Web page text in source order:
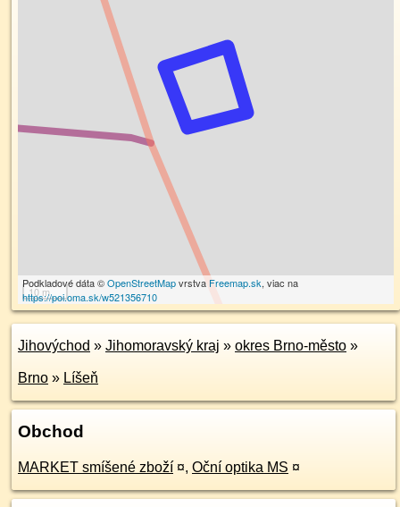
10 m
Podkladové dáta ©OpenStreetMapvrstva Freemap.sk, viac na
https://poi.oma.sk/w521356710
Jihovýchod » Jihomoravský kraj » okres Brno-město »
Brno » Líšeň
Obchod
MARKET smíšené zboží ¤, Oční optika MS ¤